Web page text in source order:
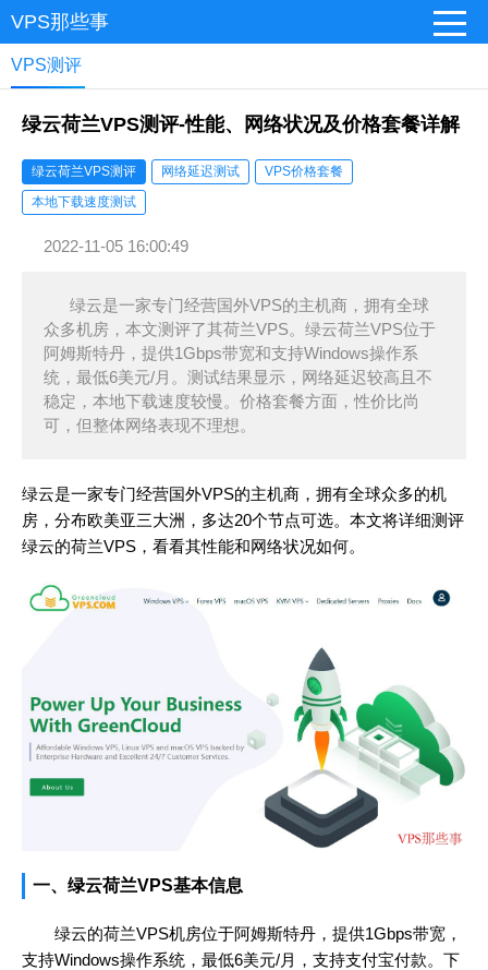
VPS那些事
VPS测评
绿云荷兰VPS测评-性能、网络状况及价格套餐详解
绿云荷兰VPS测评 网络延迟测试
VPS价格套餐
本地下载速度测试
2022-11-05 16:00:49
绿云是一家专门经营国外VPS的主机商，拥有全球
众多机房，本文测评了其荷兰VPS。绿云荷兰VPS位于
阿姆斯特丹，提供1Gbps带宽和支持Windows操作系
统，最低6美元/月。测试结果显示，网络延迟较高且不
稳定，本地下载速度较慢。价格套餐方面，性价比尚
可，但整体网络表现不理想。
绿云是一家专门经营国外VPS的主机商，拥有全球众多的机
房，分布欧美亚三大洲，多达20个节点可选。本文将详细测评
绿云的荷兰VPS，看看其性能和网络状况如何。
一、绿云荷兰VPS基本信息
绿云的荷兰VPS机房位于阿姆斯特丹，提供1Gbps带宽，
支持Windows操作系统，最低6美元/月，支持支付宝付款。下